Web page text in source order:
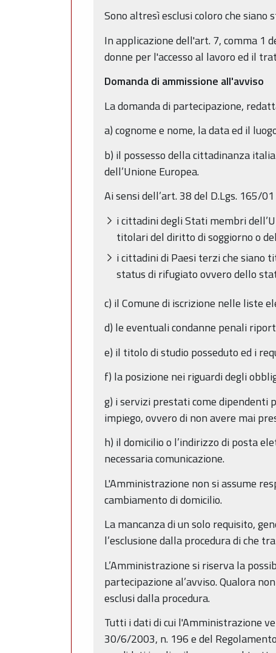
Sono altresì esclusi coloro che
In applicazione dell'art. 7, comma 1
donne per l'accesso al lavoro ed il
Domanda di ammissione all'avviso
La domanda di partecipazione,
a) cognome e nome, la data ed il
b) il possesso della cittadinanza
dell’Unione Europea.
Ai sensi dell’art. 38 del D.Lgs. 165/
i cittadini degli Stati membri
titolari del diritto di soggiorno o
i cittadini di Paesi terzi che siano
status di rifugiato ovvero dello
c) il Comune di iscrizione nelle liste
d) le eventuali condanne penali
e) il titolo di studio posseduto ed i
f) la posizione nei riguardi degli
g) i servizi prestati come dipendenti
impiego, ovvero di non avere mai
h) il domicilio o l’indirizzo di posta
necessaria comunicazione.
L'Amministrazione non si assume
cambiamento di domicilio.
La mancanza di un solo requisito,
l’esclusione dalla procedura di che
L’Amministrazione si riserva la
partecipazione al’avviso. Qualora
esclusi dalla procedura.
Tutti i dati di cui l'Amministrazione
30/6/2003, n. 196 e del